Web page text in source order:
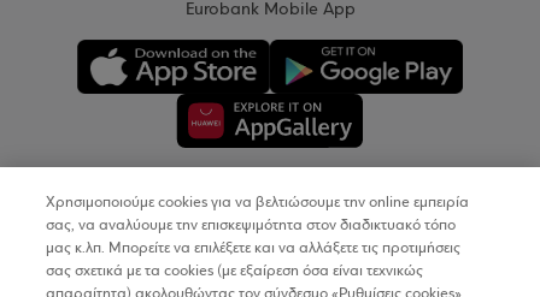
Eurobank Mobile App
Copyright © 2026
Όροι Χρήσης
Χρησιμοποιούμε cookies για να βελτιώσουμε την online εμπειρία
σας, να αναλύουμε την επισκεψιμότητα στον διαδικτυακό τόπο
μας κ.λπ. Μπορείτε να επιλέξετε και να αλλάξετε τις προτιμήσεις
σας σχετικά με τα cookies (με εξαίρεση όσα είναι τεχνικώς